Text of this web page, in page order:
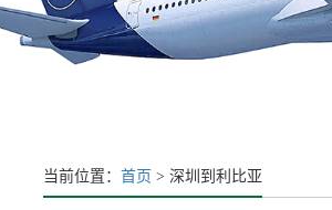
当前位置：首页 > 深圳到利比亚